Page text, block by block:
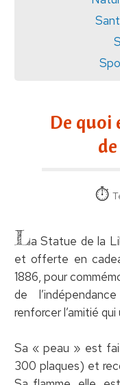
De quoi
La Statue de la
et offerte en
1886, pour
de
renforcer l’amitié
Sa « peau » est
300 plaques) et